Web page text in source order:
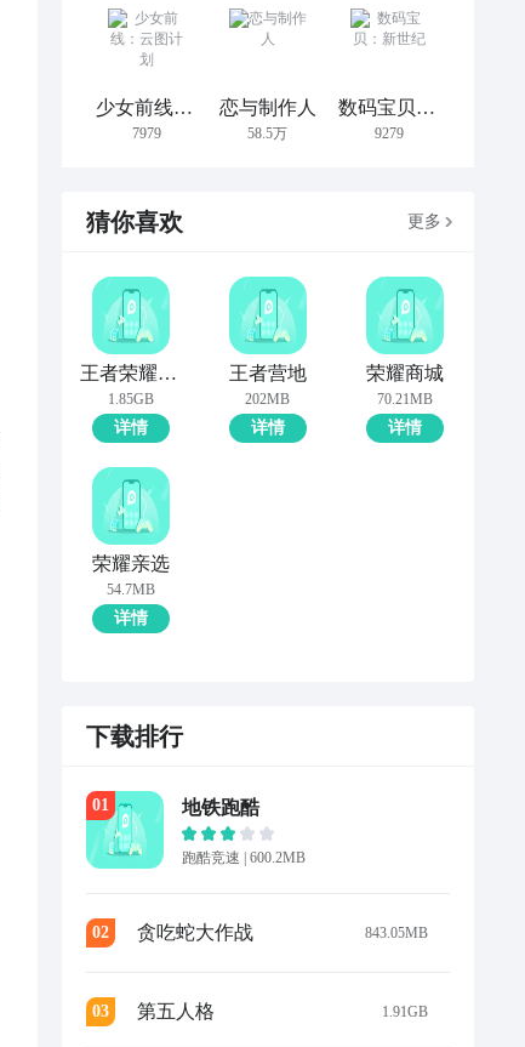
少女前线：云图计划
7979
恋与制作人
58.5万
数码宝贝：新世纪
9279
猜你喜欢 更多
王者荣耀世界
1.85GB
详情
王者营地
202MB
详情
荣耀商城
70.21MB
详情
荣耀亲选
54.7MB
详情
下载排行
01 地铁跑酷
跑酷竞速 | 600.2MB
02 贪吃蛇大作战 843.05MB
03 第五人格 1.91GB